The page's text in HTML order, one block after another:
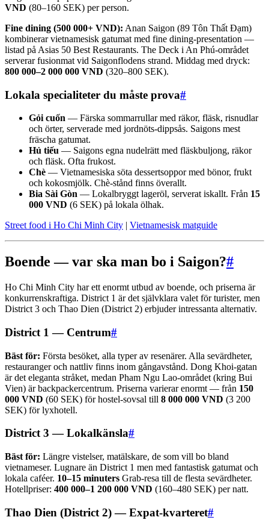
VND (80–160 SEK) per person.
Fine dining (500 000+ VND): Anan Saigon (89 Tôn Thất Đạm)
kombinerar vietnamesisk gatumat med fine dining-presentation —
listad på Asias 50 Best Restaurants. The Deck i An Phú-området
serverar fusionmat vid Saigonflodens strand. Middag med dryck:
800 000–2 000 000 VND (320–800 SEK).
Lokala specialiteter du måste prova#
Gỏi cuốn — Färska sommarrullar med räkor, fläsk, risnudlar
och örter, serverade med jordnöts-dippsås. Saigons mest
fräscha gatumat.
Hủ tiếu — Saigons egna nudelrätt med fläskbuljong, räkor
och fläsk. Ofta frukost.
Chè — Vietnamesiska söta dessertsoppor med bönor, frukt
och kokosmjölk. Chè-stånd finns överallt.
Bia Sài Gòn — Lokalbryggt lageröl, serverat iskallt. Från 15
000 VND (6 SEK) på lokala ölhak.
Street food i Ho Chi Minh City | Vietnamesisk matguide
Boende — var ska man bo i Saigon?#
Ho Chi Minh City har ett enormt utbud av boende, och priserna är
konkurrenskraftiga. District 1 är det självklara valet för turister, men
District 3 och Thao Dien (District 2) erbjuder intressanta alternativ.
District 1 — Centrum#
Bäst för: Första besöket, alla typer av resenärer. Alla sevärdheter,
restauranger och nattliv finns inom gångavstånd. Dong Khoi-gatan
är det eleganta stråket, medan Pham Ngu Lao-området (kring Bui
Vien) är backpackercentrum. Priserna varierar enormt — från 150
000 VND (60 SEK) för hostel-sovsal till 8 000 000 VND (3 200
SEK) för lyxhotell.
District 3 — Lokalkänsla#
Bäst för: Längre vistelser, matälskare, de som vill bo bland
vietnameser. Lugnare än District 1 men med fantastisk gatumat och
lokala caféer. 10–15 minuters Grab-resa till de flesta sevärdheter.
Hotellpriser: 400 000–1 200 000 VND (160–480 SEK) per natt.
Thao Dien (District 2) — Expat-kvarteret#